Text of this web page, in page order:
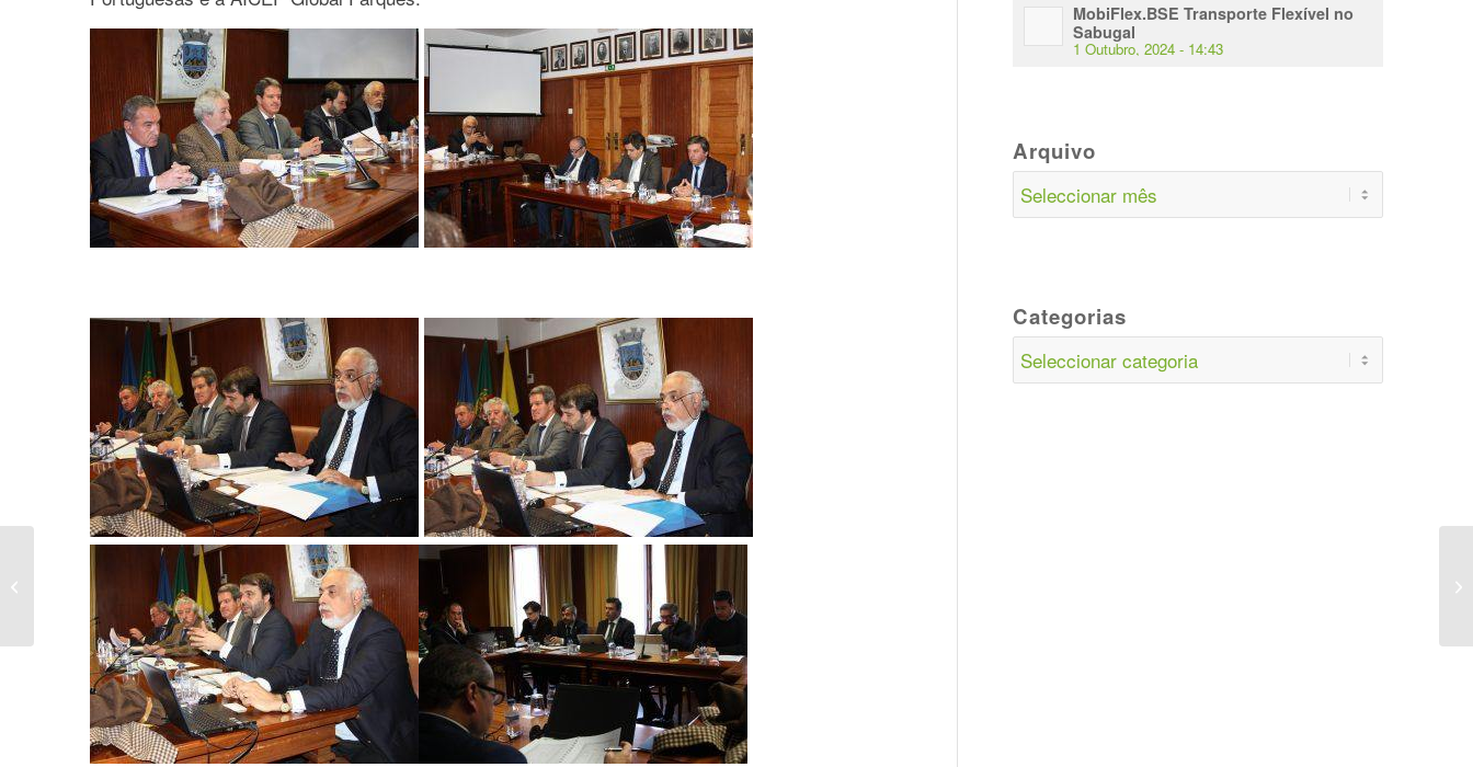
MobiFlex.BSE Transporte Flexível no
Sabugal
1 Outubro, 2024 - 14:43
Arquivo
Categorias
Categorias
Reunião do Conselho
Intermunicipal Março